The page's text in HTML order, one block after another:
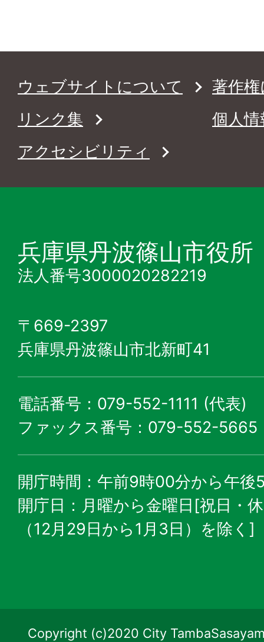
ウェブサイトについて
著作
リンク集
個人
アクセシビリティ
兵庫県丹波篠山市役所
法人番号3000020282219
〒669-2397
兵庫県丹波篠山市北新町41
電話番号：079-552-1111 (代表)
ファックス番号：079-552-5665
開庁時間：午前9時00分から午後
開庁日：月曜から金曜日[祝日・
（12月29日から1月3日）を除く]
Copyright (c)2020 City